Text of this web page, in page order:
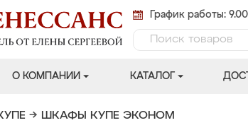
График работы:
О КОМПАНИИ КАТАЛОГ
→ ШКАФЫ КУПЕ ЭКОНОМ